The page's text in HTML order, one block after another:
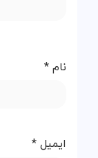
نام *
ایمیل *